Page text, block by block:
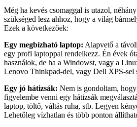
Még ha kevés csomaggal is utazol,
szükséged lesz ahhoz, hogy a világ
Ezek a következőek:
Egy megbízható laptop: Alapvető a
egy profi laptoppal rendelkezz. Én évek
használok, de ha a Windowst, vagy a
Lenovo Thinkpad-del, vagy Dell XPS-sel
Egy jó hátizsák: Nem is gondoltam,
figyelembe venni egy hátizsák
laptop, töltő, váltás ruha, stb. Legyen
Lehetőleg vízhatlan és több ponton